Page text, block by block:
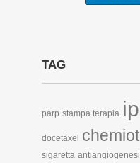
TAG
parp stampa terapia
docetaxel
sigaretta antiangiogenesi